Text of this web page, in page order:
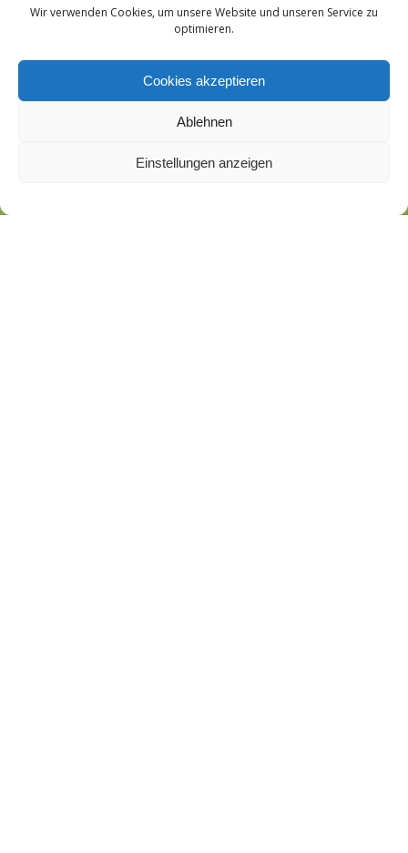
Wir verwenden Cookies, um unsere Website und unseren Service zu
optimieren.
Cookies akzeptieren
Ablehnen
Einstellungen anzeigen